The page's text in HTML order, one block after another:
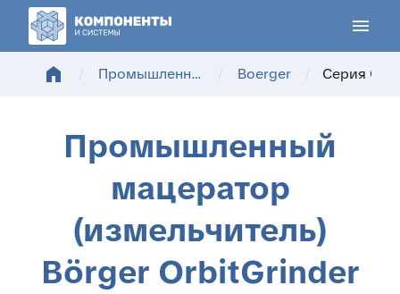
menu
home
/ Промышленные насосы / Boerger / Серия
Промышленный
мацератор
(измельчитель)
Börger OrbitGrinder